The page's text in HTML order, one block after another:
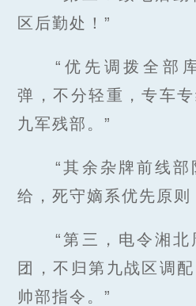
区后勤处！”
“优先调拨全部
弹，不分轻重，专车
九军残部。”
“其余杂牌前线
给，死守嫡系优先原则
“第三，电令湘
团，不归第九战区调
帅部指令。”